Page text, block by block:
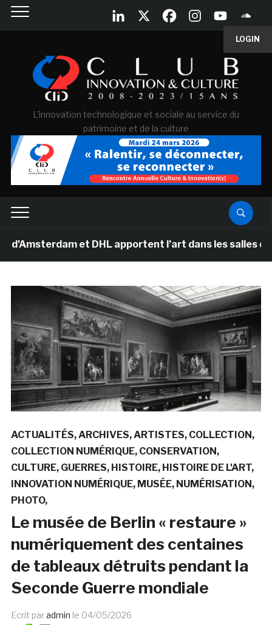
LOGIN
L'innovation technologique et sociale au service du
patrimoine et de la culture
et DHL apportent l’art dans les salles de
ACTUALITÉS ARCHIVES ARTISTES COLLECTION
COLLECTION NUMÉRIQUE CONSERVATION
CULTURE GUERRES HISTOIRE HISTOIRE DE L'ART
INNOVATION NUMÉRIQUE MUSÉE NUMÉRISATION
PHOTO
Le musée de Berlin « restaure »
numériquement des centaines
de tableaux détruits pendant la
Seconde Guerre mondiale
Ecrit paradmin le 04/05/2026